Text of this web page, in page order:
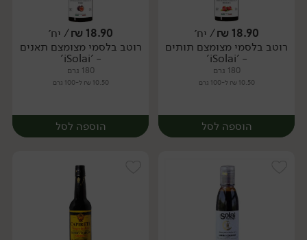
יח׳ יח׳
18.90
₪/ יח׳
רוטב בלסמי מצומצם תותים
- 'iSolai'
180 גרם
10.50 ₪ ל-100 גרם
הוספה לסל
18.90
₪/ יח׳
רוטב בלסמי מצומצם תאנים
- 'iSolai'
180 גרם
10.50 ₪ ל-100 גרם
הוספה לסל